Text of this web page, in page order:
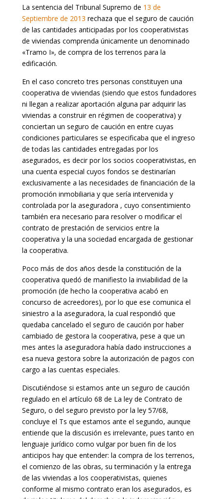
La sentencia del Tribunal Supremo de 13 de
Septiembre de 2013 rechaza que el seguro de caución
de las cantidades anticipadas por los cooperativistas
de viviendas comprenda únicamente un denominado
«Tramo I», de compra de los terrenos para la
edificación.
En el caso concreto tres personas constituyen una
cooperativa de viviendas (siendo que estos fundadores
ni llegan a realizar aportación alguna par adquirir las
viviendas a construir en régimen de cooperativa) y
conciertan un seguro de caución en entre cuyas
condiciones particulares se especificaba que el ingreso
de todas las cantidades entregadas por los
asegurados, es decir por los socios cooperativistas, en
una cuenta especial cuyos fondos se destinarían
exclusivamente a las necesidades de financiación de la
promoción inmobiliaria y que sería intervenida y
controlada por la aseguradora , cuyo consentimiento
también era necesario para resolver o modificar el
contrato de prestación de servicios entre la
cooperativa y la una sociedad encargada de gestionar
la cooperativa.
Poco más de dos años desde la constitución de la
cooperativa quedó de manifiesto la inviabilidad de la
promoción (de hecho la cooperativa acabó en
concurso de acreedores), por lo que ese comunica el
siniestro a la aseguradora, la cual respondió que
quedaba cancelado el seguro de caución por haber
cambiado de gestora la cooperativa, pese a que un
mes antes la aseguradora había dado instrucciones a
esa nueva gestora sobre la autorización de pagos con
cargo a las cuentas especiales.
Discutiéndose si estamos ante un seguro de caución
regulado en el artículo 68 de La ley de Contrato de
Seguro, o del seguro previsto por la ley 57/68,
concluye el Ts que estamos ante el segundo, aunque
entiende que la discusión es irrelevante, pues tanto en
lenguaje jurídico como vulgar por buen fin de los
anticipos hay que entender: la compra de los terrenos,
el comienzo de las obras, su terminación y la entrega
de las viviendas a los cooperativistas, quienes
conforme al mismo contrato eran los asegurados, es